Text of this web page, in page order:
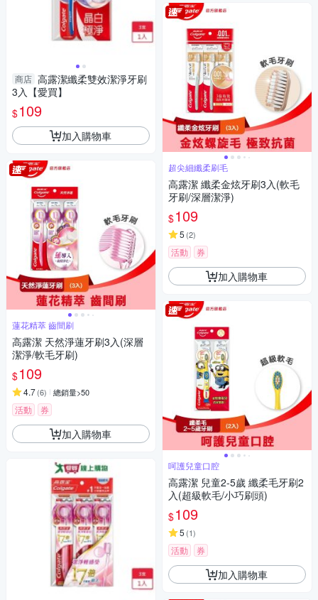
商店 高露潔纖柔雙效潔淨牙刷
3入【愛買】
$109
加入購物車
蓮花精萃 齒間刷
高露潔 天然淨蓮牙刷3入(深層
潔淨/軟毛牙刷)
$109
4.7(6) 總銷量>50
活動 券
加入購物車
超尖細纖柔刷毛
高露潔 纖柔金炫牙刷3入(軟毛
牙刷/深層潔淨)
$109
5 (2)
活動 券
加入購物車
呵護兒童口腔
高露潔 兒童2-5歲 纖柔毛牙刷2
入(超級軟毛/小巧刷頭)
$109
5 (1)
活動 券
加入購物車